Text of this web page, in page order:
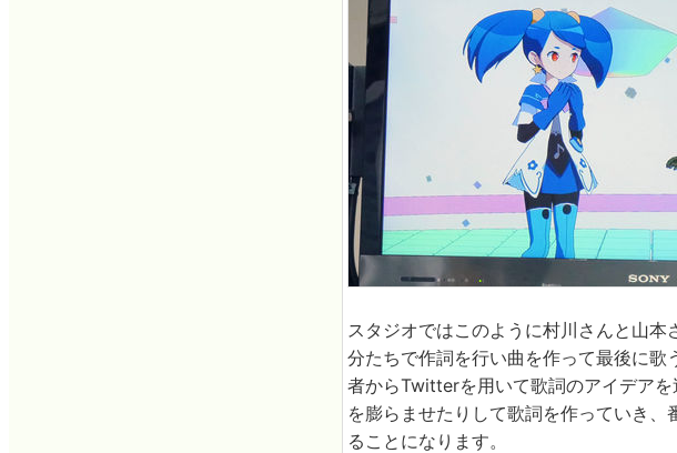
スタジオではこのように村川さんと山
分たちで作詞を行い曲を作って最後に
者からTwitterを用いて歌詞のアイデア
を膨らませたりして歌詞を作っていき
ることになります。